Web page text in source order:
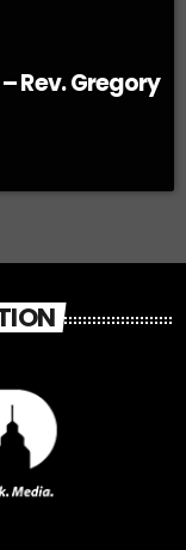
Rev. Gregory